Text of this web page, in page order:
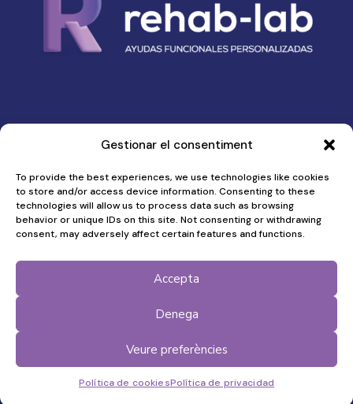
Gestionar el consentiment
To provide the best experiences, we use technologies like cookies
to store and/or access device information. Consenting to these
technologies will allow us to process data such as browsing
behavior or unique IDs on this site. Not consenting or withdrawing
consent, may adversely affect certain features and functions.
Accepta
Denega
Veure preferències
Política de cookiesPolítica de privacidad
Menú
Quiénes somos
Por qué
Cómo lo hacemos
Noticias Rehab-lab
Recortes de Prensa
© Rehab-lab 2026. Web by Ideamatic